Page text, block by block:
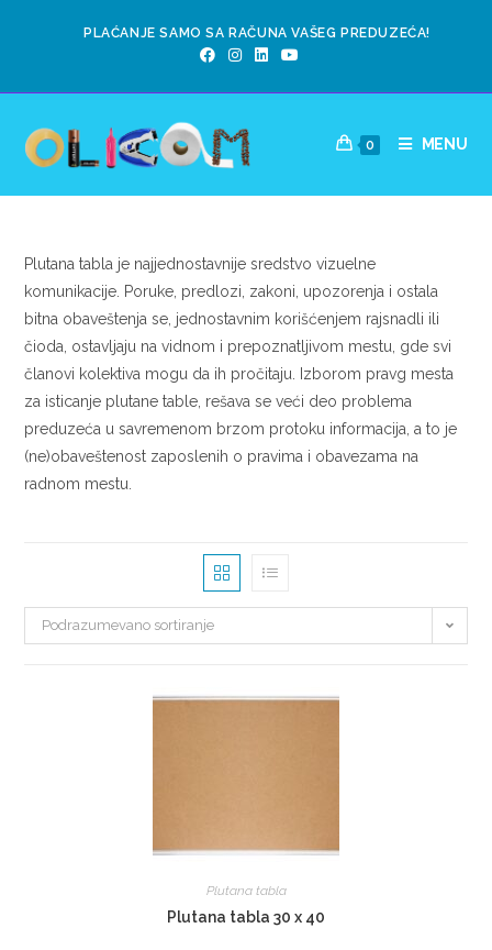
PLAĆANJE SAMO SA RAČUNA VAŠEG PREDUZEĆA!
0 MENU
Plutana tabla je najjednostavnije sredstvo vizuelne
komunikacije. Poruke, predlozi, zakoni, upozorenja i ostala
bitna obaveštenja se, jednostavnim korišćenjem rajsnadli ili
čioda, ostavljaju na vidnom i prepoznatljivom mestu, gde svi
članovi kolektiva mogu da ih pročitaju. Izborom pravg mesta
za isticanje plutane table, rešava se veći deo problema
preduzeća u savremenom brzom protoku informacija, a to je
(ne)obaveštenost zaposlenih o pravima i obavezama na
radnom mestu.
Podrazumevano sortiranje
Plutana tabla
Plutana tabla 30 x 40